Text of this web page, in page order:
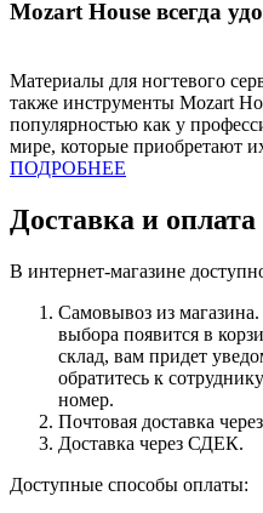
Mozart House всегда
Материалы для ногтевого
также инструменты Mozart
популярностью как у
мире, которые приобретают
ПОДРОБНЕЕ
Доставка и оплата
В интернет-магазине
Самовывоз из
выбора появится в
склад, вам придет
обратитесь к
номер.
Почтовая доставка
Доставка через СДЕК.
Доступные способы оплаты: